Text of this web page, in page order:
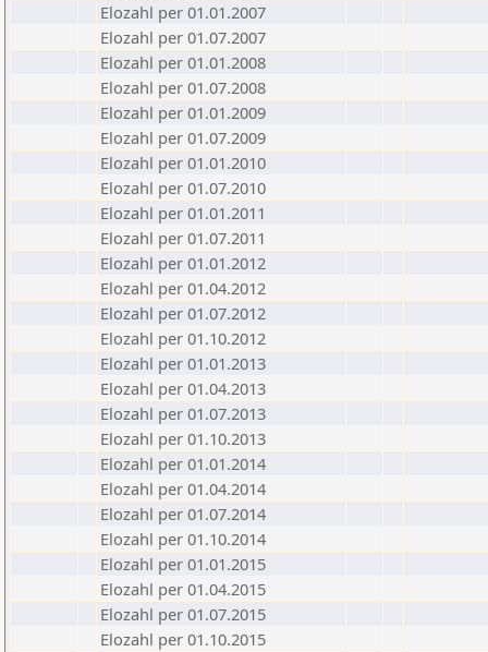
Elozahl per 01.01.2007
Elozahl per 01.07.2007
Elozahl per 01.01.2008
Elozahl per 01.07.2008
Elozahl per 01.01.2009
Elozahl per 01.07.2009
Elozahl per 01.01.2010
Elozahl per 01.07.2010
Elozahl per 01.01.2011
Elozahl per 01.07.2011
Elozahl per 01.01.2012
Elozahl per 01.04.2012
Elozahl per 01.07.2012
Elozahl per 01.10.2012
Elozahl per 01.01.2013
Elozahl per 01.04.2013
Elozahl per 01.07.2013
Elozahl per 01.10.2013
Elozahl per 01.01.2014
Elozahl per 01.04.2014
Elozahl per 01.07.2014
Elozahl per 01.10.2014
Elozahl per 01.01.2015
Elozahl per 01.04.2015
Elozahl per 01.07.2015
Elozahl per 01.10.2015